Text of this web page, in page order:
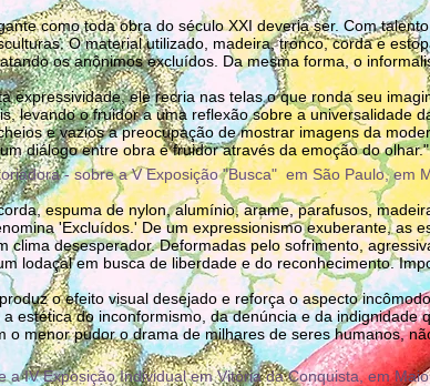
como toda obra do século XXI deveria ser. Com
O material utilizado, madeira, tronco, corda e
os anônimos excluídos. Da mesma forma, o
expressividade, ele recria nas telas o que ronda seu
levando o fruidor a uma reflexão sobre a universalidade
e vazios a preocupação de mostrar imagens da
diálogo entre obra e fruidor através da emoção do olhar."
- sobre a V Exposição "Busca" em São Paulo, em
espuma de nylon, alumínio, arame, parafusos,
'Excluídos.' De um expressionismo exuberante, as
clima desesperador. Deformadas pelo sofrimento,
lodaçal em busca de liberdade e do reconhecimento.
o efeito visual desejado e reforça o aspecto
estética do inconformismo, da denúncia e da indignidade
o menor pudor o drama de milhares de seres humanos,
a IV Exposição Individual em Vitória da Conquista, em